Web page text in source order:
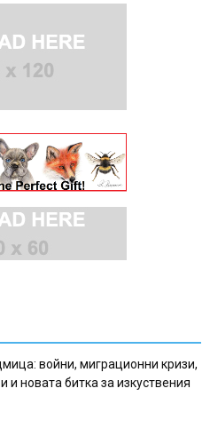
войни, миграционни кризи,
и новата битка за изкуствения